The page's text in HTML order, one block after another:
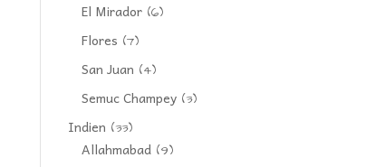
El Mirador (6)
Flores (7)
San Juan (4)
Semuc Champey (3)
Indien (33)
Allahmabad (9)